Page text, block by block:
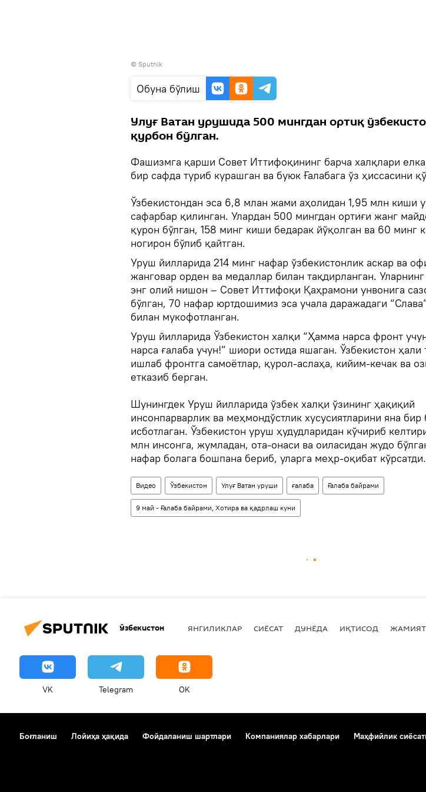
© Sputnik
Oбуна бўлиш
Улуғ Ватан урушида 500 мингдан ортиқ
қурбон бўлган.
Фашизмга қарши Совет Иттифоқининг барча халқлари
бир сафда туриб курашган ва буюк Ғалабага ўз ҳиссасини
Ўзбекистондан эса 6,8 млан жами аҳолидан 1,95 млн киши
сафарбар қилинган. Улардан 500 мингдан ортиғи жанг
қурон бўлган, 158 минг киши бедарак йўқолган ва 60 минг
ногирон бўлиб қайтган.
Уруш йилларида 214 минг нафар ўзбекистонлик аскар ва
жанговар орден ва медаллар билан тақдирланган.
энг олий нишон – Совет Иттифоқи Қаҳрамони унвонига
бўлган, 70 нафар юртдошимиз эса учала даражадаги
билан мукофотланган.
Уруш йилларида Ўзбекистон халқи “Ҳамма нарса фронт
нарса ғалаба учун!” шиори остида яшаган. Ўзбекистон ҳали
ишлаб фронтга самоётлар, қурол-аслаҳа, кийим-кечак ва
етказиб берган.
Шунингдек Уруш йилларида ўзбек халқи ўзининг ҳақиқий
инсонпарварлик ва меҳмондўстлик хусусиятларини яна бир
исботлаган. Ўзбекистон уруш ҳудудларидан кўчириб
млн инсонга, жумладан, ота-онаси ва оиласидан жудо
нафар болага бошпана бериб, уларга меҳр-оқибат кўрсатди.
Видео Ўзбекистон Улуғ Ватан уруши ғалаба Ғалаба байрами
9 май - Ғалаба байрами, Хотира ва қадрлаш куни
Ўзбекистон ЯНГИЛИКЛАР СИЁСАТ ДУНЁДА ИҚТИСОД ЖАМИЯТ
VK Telegram OK
Боғланиш Лойиҳа ҳақида Фойдаланиш шартлари Компаниялар хабарлари Маҳфийлик